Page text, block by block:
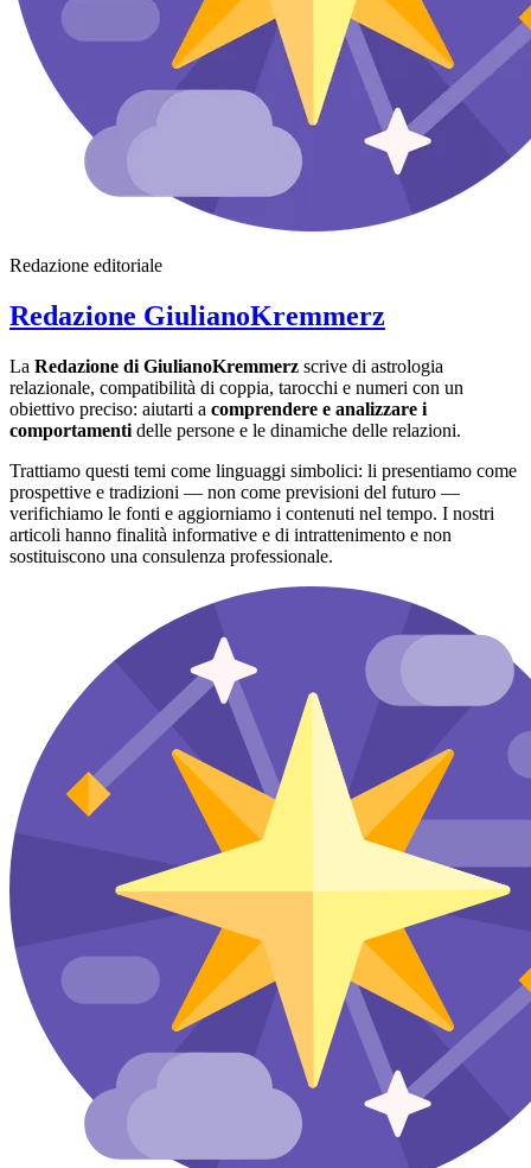
Redazione editoriale
Redazione GiulianoKremmerz
La Redazione di GiulianoKremmerz scrive di astrologia
relazionale, compatibilità di coppia, tarocchi e numeri con un
obiettivo preciso: aiutarti a comprendere e analizzare i
comportamenti delle persone e le dinamiche delle relazioni.
Trattiamo questi temi come linguaggi simbolici: li presentiamo come
prospettive e tradizioni — non come previsioni del futuro —
verifichiamo le fonti e aggiorniamo i contenuti nel tempo. I nostri
articoli hanno finalità informative e di intrattenimento e non
sostituiscono una consulenza professionale.